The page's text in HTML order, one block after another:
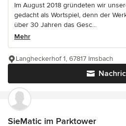
Im August 2018 gründeten wir
gedacht als Wortspiel, denn der
über 30 Jahren das Gesc...
Mehr
Langheckerhof 1, 67817 Imsbach
SieMatic im Parktower